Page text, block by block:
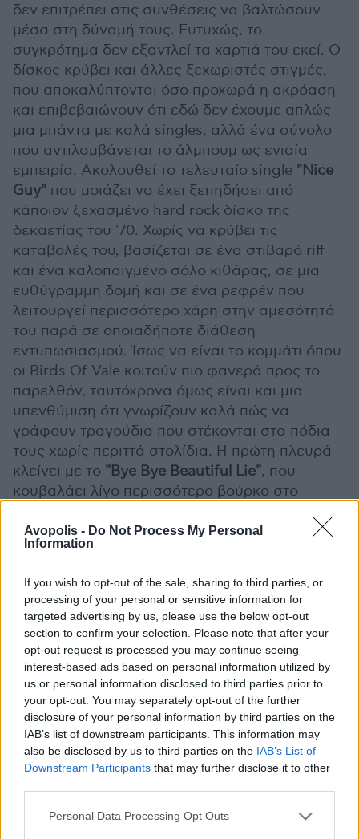
Avopolis - Do Not Process My Personal
Information
If you wish to opt-out of the sale, sharing to third parties, or
processing of your personal or sensitive information for
targeted advertising by us, please use the below opt-out
section to confirm your selection. Please note that after your
opt-out request is processed you may continue seeing
interest-based ads based on personal information utilized by
us or personal information disclosed to third parties prior to
your opt-out. You may separately opt-out of the further
disclosure of your personal information by third parties on the
IAB’s list of downstream participants. This information may
also be disclosed by us to third parties on the IAB’s List of
Downstream Participants that may further disclose it to other
Personal Data Processing Opt Outs
δεν επιτρέπει στις συνθέσεις να βαλτώσουν
μέσα στη δύναμή τους. Ευτυχώς, το
συγκρότημα δεν εξαντλεί τα χαρτιά του εκεί. Ο
δίσκος κρύβει και άλλες ξεχωριστές στιγμές,
που αποκαλύπτονται όσο προχωρά η ακρόαση
και επιβεβαιώνουν ότι εδώ δεν έχουμε απλώς
μια μπάντα με καλά singles, αλλά ένα σύνολο
που αντιλαμβάνεται το άλμπουμ ως ενιαία
εμπειρία. Ακολουθεί το τελευταίο single "Nice
Guy" που μοιάζει να έχει ξεπηδήσει από
κάποιον ξεχασμένο hard rock δίσκο της
δεκαετίας του '70. Χωρίς να κρύβει τις
καταβολές του, βασίζεται σε ένα στιβαρό riff
και ένα καλοπαιγμένο σόλο κιθάρας, σε μια
ευθύγραμμη δομή και σε ένα ρεφρέν που
λειτουργεί περισσότερο χάρη στην αμεσότητά
του παρά σε οποιαδήποτε διάθεση
εντυπωσιασμού. Ίσως να είναι το κομμάτι όπου
οι Birds Of Vale κοιτούν πιο φανερά προς το
παρελθόν, ταυτόχρονα όμως είναι και μια
υπενθύμιση ότι γνωρίζουν καλά πώς να
γράφουν τραγούδια που στέκονται στα πόδια
τους χωρίς περιττά στολίδια. Η πρώτη πλευρά
κλείνει με το "Bye Bye Beautiful Lie", που
κουβαλάει λίγο περισσότερο βούρκο στο
πιο υποχθόνιο, σαν να αφήνει για λίγο στην
άκρη την ευθύβολη stoner ορμή των
πιο σκοτεινά νερά. Οι κιθάρες σολάρουν με
μεγαλύτερη υπομονή, το groove γίνεται σχεδόν
απειλητικό και η ατμόσφαιρα αποκτά εκείνη
την αίσθηση υπόγειας έντασης που συχνά
γεννά τις ενδιαφέρουσες στιγμές του είδους.
Είναι ένα κομμάτι που δεν επιδιώκει να σε
κερδίσει με την πρώτη ακρόαση, αλλά να σε
παρασύρει αργά μέσα στη δική του θολή δίνη.